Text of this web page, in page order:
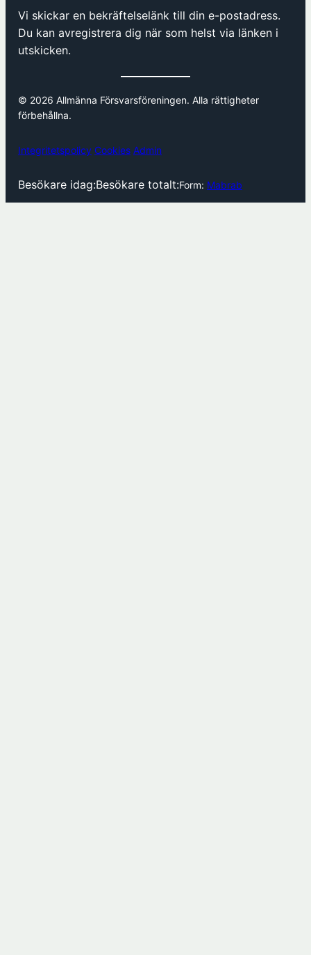
Vi skickar en bekräftelselänk till din e-postadress.
Du kan avregistrera dig när som helst via länken i
utskicken.
© 2026 Allmänna Försvarsföreningen. Alla rättigheter
förbehållna.
Integritetspolicy Cookies Admin
Besökare idag:Besökare totalt:Form: Mabrab